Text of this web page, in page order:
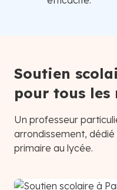
Soutien
pour tous les
Un professeur
arrondissement,
primaire au lycée.